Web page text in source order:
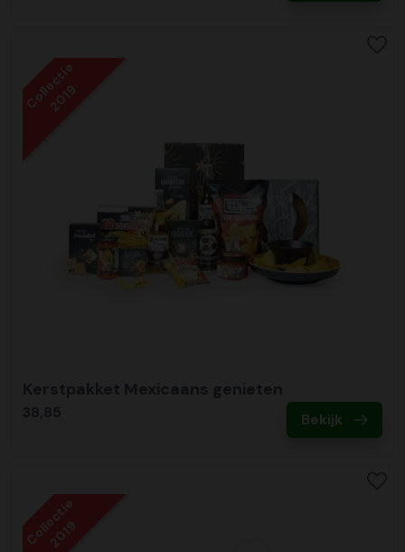
Collectie
2019
Bekijk
Collectie
2019